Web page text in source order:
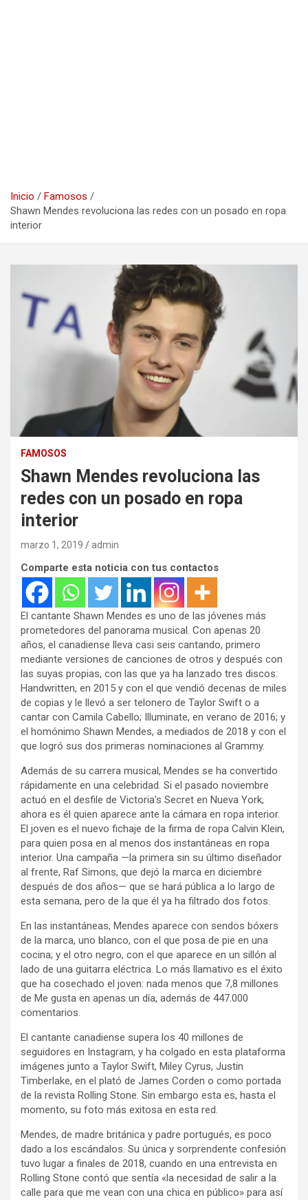
Inicio
Famosos
Shawn Mendes revoluciona las redes con un posado en ropa
interior
FAMOSOS
Shawn Mendes revoluciona las
redes con un posado en ropa
interior
marzo 1, 2019 admin
Comparte esta noticia con tus contactos
El cantante Shawn Mendes es uno de las jóvenes más
prometedores del panorama musical. Con apenas 20
años, el canadiense lleva casi seis cantando, primero
mediante versiones de canciones de otros y después con
las suyas propias, con las que ya ha lanzado tres discos:
Handwritten, en 2015 y con el que vendió decenas de miles
de copias y le llevó a ser telonero de Taylor Swift o a
cantar con Camila Cabello; Illuminate, en verano de 2016; y
el homónimo Shawn Mendes, a mediados de 2018 y con el
que logró sus dos primeras nominaciones al Grammy.
Además de su carrera musical, Mendes se ha convertido
rápidamente en una celebridad. Si el pasado noviembre
actuó en el desfile de Victoria’s Secret en Nueva York,
ahora es él quien aparece ante la cámara en ropa interior.
El joven es el nuevo fichaje de la firma de ropa Calvin Klein,
para quien posa en al menos dos instantáneas en ropa
interior. Una campaña —la primera sin su último diseñador
al frente, Raf Simons, que dejó la marca en diciembre
después de dos años— que se hará pública a lo largo de
esta semana, pero de la que él ya ha filtrado dos fotos.
En las instantáneas, Mendes aparece con sendos bóxers
de la marca, uno blanco, con el que posa de pie en una
cocina; y el otro negro, con el que aparece en un sillón al
lado de una guitarra eléctrica. Lo más llamativo es el éxito
que ha cosechado el joven: nada menos que 7,8 millones
de Me gusta en apenas un día, además de 447.000
comentarios.
El cantante canadiense supera los 40 millones de
seguidores en Instagram, y ha colgado en esta plataforma
imágenes junto a Taylor Swift, Miley Cyrus, Justin
Timberlake, en el plató de James Corden o como portada
de la revista Rolling Stone. Sin embargo esta es, hasta el
momento, su foto más exitosa en esta red.
Mendes, de madre británica y padre portugués, es poco
dado a los escándalos. Su única y sorprendente confesión
tuvo lugar a finales de 2018, cuando en una entrevista en
Rolling Stone contó que sentía «la necesidad de salir a la
calle para que me vean con una chica en público» para así